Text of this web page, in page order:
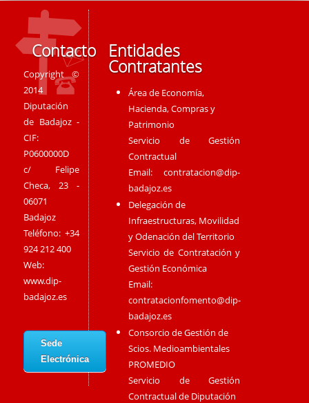
Contacto
Copyright ©
2014
Diputación
de Badajoz -
CIF:
P0600000D
c/ Felipe
Checa, 23 -
06071
Badajoz
Teléfono: +34
924 212 400
Web:
www.dip-
badajoz.es
Sede
Electrónica
Entidades
Contratantes
Área de Economía,
Hacienda, Compras y
Patrimonio
Servicio de Gestión
Contractual
Email:contratacion@dip-
badajoz.es
Delegación de
Infraestructuras, Movilidad
y Odenación del Territorio
Servicio de Contratación y
Gestión Económica
Email:
contratacionfomento@dip-
badajoz.es
Consorcio de Gestión de
Scios. Medioambientales
PROMEDIO
Servicio de Gestión
Contractual de Diputación